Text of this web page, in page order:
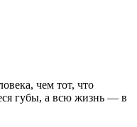
чем тот, что
губы, а всю жизнь — в